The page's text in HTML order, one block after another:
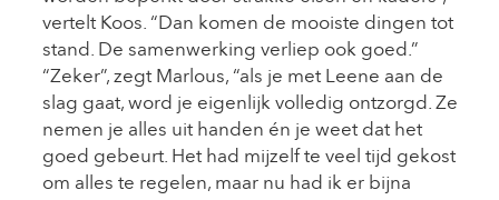
vertelt Koos. “Dan komen de mooiste dingen tot
stand. De samenwerking verliep ook goed.”
“Zeker”, zegt Marlous, “als je met Leene aan de
slag gaat, word je eigenlijk volledig ontzorgd. Ze
nemen je alles uit handen én je weet dat het
goed gebeurt. Het had mijzelf te veel tijd gekost
om alles te regelen, maar nu had ik er bijna